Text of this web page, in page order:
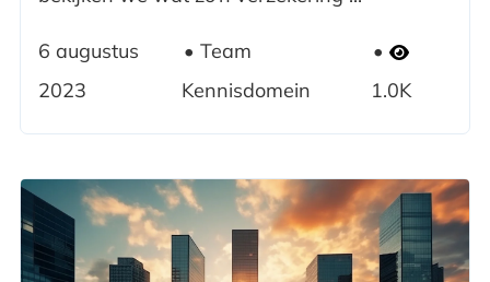
6 augustus
2023
Team
Kennisdomein
1.0K